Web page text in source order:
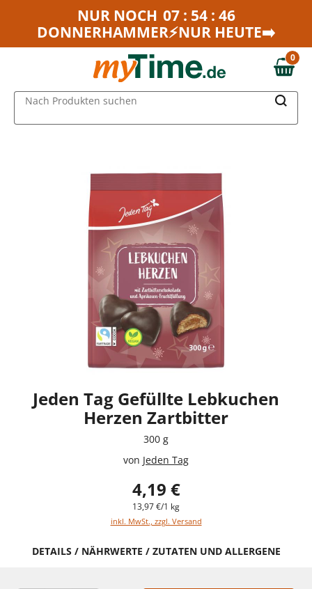
Zum Hauptinhalt springen
Zur Navigation springen
NUR NOCH 07 : 54 : 46
DONNERHAMMER⚡NUR HEUTE➡️
0,00 €
0
Nach Produkten suchen
Jeden Tag Gefüllte Lebkuchen
Herzen Zartbitter
300 g
von Jeden Tag
4,19 €
13,97 €/1 kg
inkl. MwSt., zzgl. Versand
DETAILS / NÄHRWERTE / ZUTATEN UND ALLERGENE